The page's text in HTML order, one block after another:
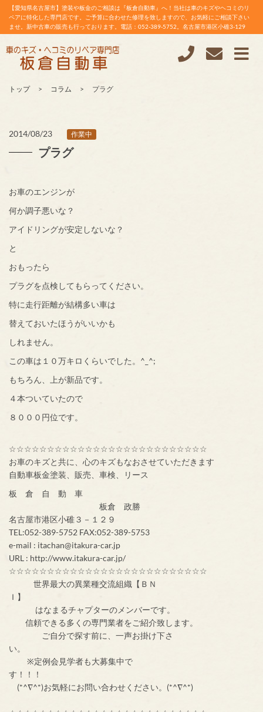
【愛知県名古屋市】塗装や板金のご相談は『板倉自動車』へ！当社は車のキズやヘコミのリ
ペアに特化した専門店です。ご予算に合わせた修理を致しますので、お気軽にご相談下さい
ませ。新中古車の販売も行っております。電話：052-389-5752。名古屋市港区小碓3-129
トップ コラム プラグ
2014/08/23 作業中
プラグ
お車のエンジンが
何か調子悪いな？
アイドリングが安定しないな？
と
おもったら
プラグを点検してもらってください。
特に走行距離が結構多い車は
替えておいたほうがいいかも
しれません。
この車は１０万キロくらいでした。^_^;
もちろん、上が新品です。
４本ついていたので
８０００円位です。
☆☆☆☆☆☆☆☆☆☆☆☆☆☆☆☆☆☆☆☆☆☆☆☆☆☆
お車のキズと共に、心のキズもなおさせていただきます
自動車板金塗装、販売、車検、リース
板 倉 自 動 車
板倉 政勝
名古屋市港区小碓３－１２９
TEL:052-389-5752 FAX:052-389-5753
e-mail : itachan@itakura-car.jp
URL : http://www.itakura-car.jp/
☆☆☆☆☆☆☆☆☆☆☆☆☆☆☆☆☆☆☆☆☆☆☆☆☆☆
世界最大の異業種交流組織【ＢＮ
Ｉ】
はなまるチャプターのメンバーです。
信頼できる多くの専門業者をご紹介致します。
ご自分で探す前に、一声お掛け下さ
い。
※定例会見学者も大募集中で
す！！！
(*^∇^*)お気軽にお問い合わせください。(*^∇^*)